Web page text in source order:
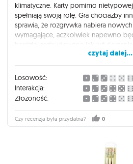
klimatyczne. Karty pomimo
spełniają swoją rolę. Gra chociażby
sprawia, że rozgrywka nabiera
wymagające, aczkolwiek napewno
Obecnie sama gra jest świetna
partii z dodatkami (Skellige,
gra nie ma tego smaku. Samą gre
poczucia że czegoś brakuje kupujcie
że gra za szybko lub łatwo się
Legendarne Łowy.
czytaj dalej...
Losowość:
Interakcja:
Złożoność:
Czy recenzja była przydatna? 0